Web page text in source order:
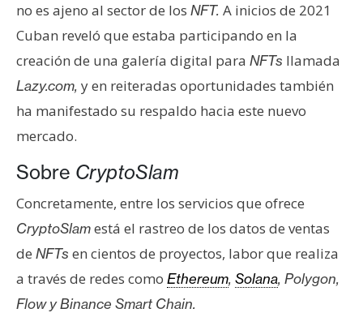
R
e
c
u
s
o
s
C
o
n
t
a
no es ajeno al sector de los NFT. A inicios de 2021
Cuban reveló que estaba participando en la
creación de una galería digital para NFTs llamada
Lazy.com, y en reiteradas oportunidades también
ha manifestado su respaldo hacia este nuevo
mercado.
Sobre CryptoSlam
Concretamente, entre los servicios que ofrece
CryptoSlamestá el rastreo de los datos de ventas
de NFTs en cientos de proyectos, labor que realiza
a través de redes como Ethereum, Solana, Polygon,
Flow y Binance Smart Chain.